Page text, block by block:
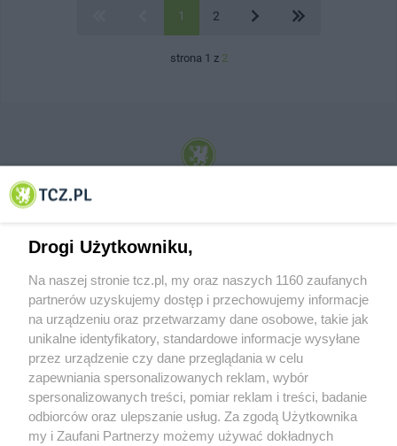
1 2
strona 1 z 2
© 2001-2026 Tczew - TCZ.PL Sp. z o.o. Internetowy Serwis Informacyjny Miasta
O FIRMIE POLITYKA PRYWATNOŚCI HOSTING
REKLAMA WSPÓŁPRACA RSS FACEBOOK KONTAKT
Drogi Użytkowniku,
Na naszej stronie tcz.pl, my oraz naszych 1160 zaufanych
partnerów uzyskujemy dostęp i przechowujemy informacje
na urządzeniu oraz przetwarzamy dane osobowe, takie jak
unikalne identyfikatory, standardowe informacje wysyłane
przez urządzenie czy dane przeglądania w celu
zapewniania spersonalizowanych reklam, wybór
spersonalizowanych treści, pomiar reklam i treści, badanie
odbiorców oraz ulepszanie usług. Za zgodą Użytkownika
my i Zaufani Partnerzy możemy używać dokładnych